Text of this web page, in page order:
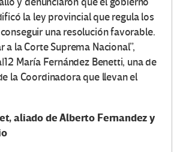
la ley provincial que regula los
una resolución favorable.
a la Corte Suprema Nacional”,
María Fernández Benetti, una de
la Coordinadora que llevan el
aliado de Alberto Fernandez y